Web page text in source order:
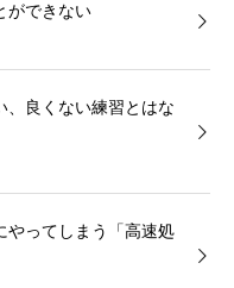
ができない
、良くない練習とはな
やってしまう「高速処